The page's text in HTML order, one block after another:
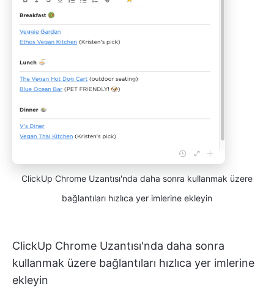
ClickUp Chrome Uzantısı'nda daha sonra kullanmak üzere
bağlantıları hızlıca yer imlerine ekleyin
ClickUp Chrome Uzantısı'nda daha sonra
kullanmak üzere bağlantıları hızlıca yer imlerine
ekleyin